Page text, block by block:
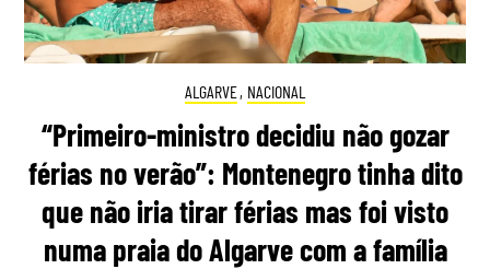
ALGARVE, NACIONAL
“Primeiro-ministro decidiu não gozar
férias no verão”: Montenegro tinha dito
que não iria tirar férias mas foi visto
numa praia do Algarve com a família